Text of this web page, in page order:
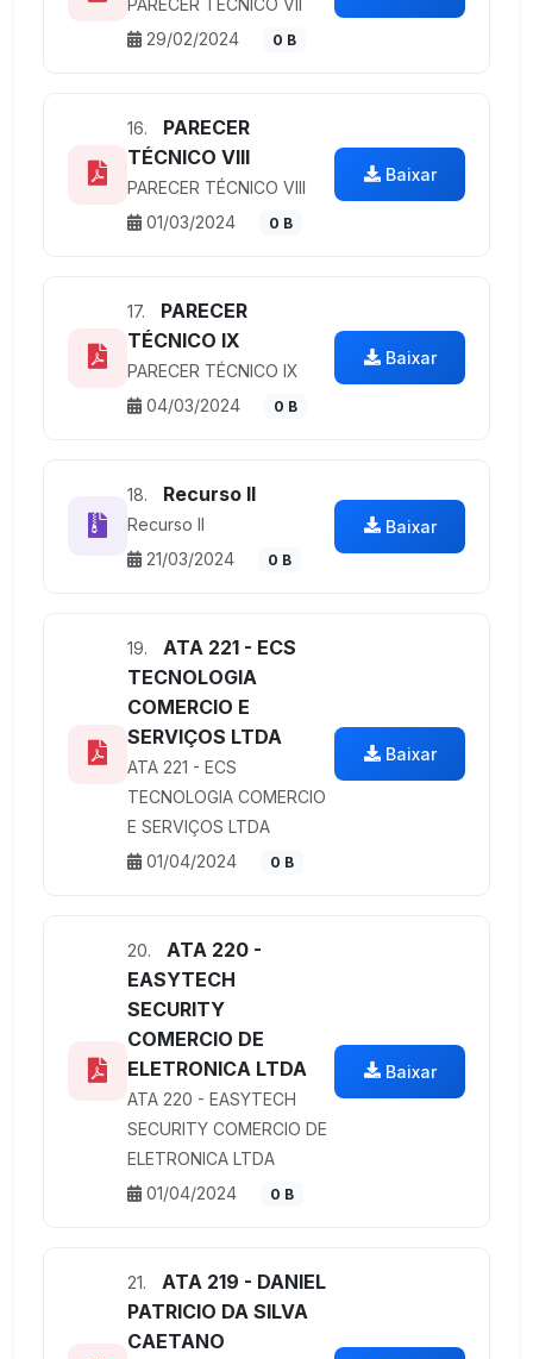
29/02/2024
0 B
16.
PARECER
TÉCNICO VIII
PARECER TÉCNICO VIII
01/03/2024
0 B
Baixar
17.
PARECER
TÉCNICO IX
PARECER TÉCNICO IX
04/03/2024
0 B
Baixar
18. Recurso II
Recurso II
21/03/2024
0 B
Baixar
19.
ATA 221 - ECS
TECNOLOGIA
COMERCIO E
SERVIÇOS LTDA
ATA 221 - ECS
TECNOLOGIA COMERCIO
E SERVIÇOS LTDA
01/04/2024
0 B
Baixar
20.
ATA 220 -
EASYTECH
SECURITY
COMERCIO DE
ELETRONICA LTDA
ATA 220 - EASYTECH
SECURITY COMERCIO DE
ELETRONICA LTDA
01/04/2024
0 B
Baixar
21.
ATA 219 - DANIEL
PATRICIO DA SILVA
CAETANO